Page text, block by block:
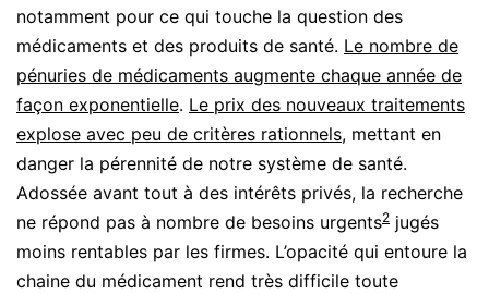
notamment pour ce qui touche la question des
médicaments et des produits de santé. Le nombre de
pénuries de médicaments augmente chaque année de
façon exponentielle. Le prix des nouveaux traitements
explose avec peu de critères rationnels, mettant en
danger la pérennité de notre système de santé.
Adossée avant tout à des intérêts privés, la recherche
ne répond pas à nombre de besoins urgents2 jugés
moins rentables par les firmes. L’opacité qui entoure la
chaine du médicament rend très difficile toute